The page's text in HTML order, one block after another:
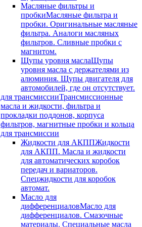
Масляные фильтры и
пробкиМасляные фильтра и
пробки. Оригинальные масляные
фильтра. Аналоги масляных
фильтров. Сливные пробки с
магнитом.
Щупы уровня маслаЩупы
уровня масла с держателями из
алюминия. Щупы двигателя для
автомобилей, где он отсутствует.
для трансмиссииТрансмиссионные
масла и жидкости, фильтра и
прокладки поддонов, корпуса
фильтров, магнитные пробки и кольца
для трансмиссии
Жидкости для АКППЖидкости
для АКПП. Масла и жидкости
для автоматических коробок
передач и вариаторов.
Спецжидкости для коробок
автомат.
Масло для
дифференциаловМасло для
дифференциалов. Смазочные
материалы. Специальные масла